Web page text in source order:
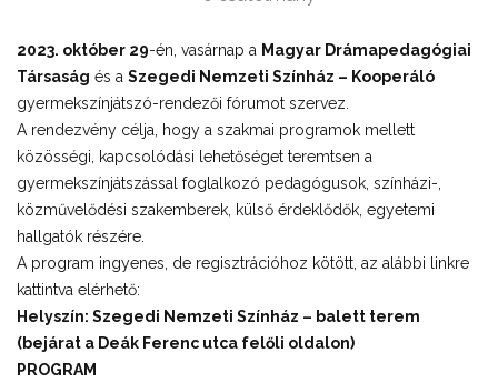
2023. október 29-én, vasárnap a Magyar Drámapedagógiai
Társaság és a Szegedi Nemzeti Színház – Kooperáló
gyermekszínjátszó-rendezői fórumot szervez.
A rendezvény célja, hogy a szakmai programok mellett
közösségi, kapcsolódási lehetőséget teremtsen a
gyermekszínjátszással foglalkozó pedagógusok, színházi-,
közművelődési szakemberek, külső érdeklődők, egyetemi
hallgatók részére.
A program ingyenes, de regisztrációhoz kötött, az alábbi linkre
kattintva elérhető:
Helyszín: Szegedi Nemzeti Színház – balett terem
(bejárat a Deák Ferenc utca felőli oldalon)
PROGRAM